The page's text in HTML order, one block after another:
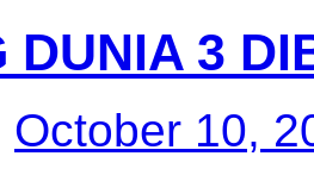
DUNIA 3
October 10,